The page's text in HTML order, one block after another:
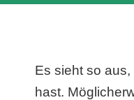
Es sieht so
hast.